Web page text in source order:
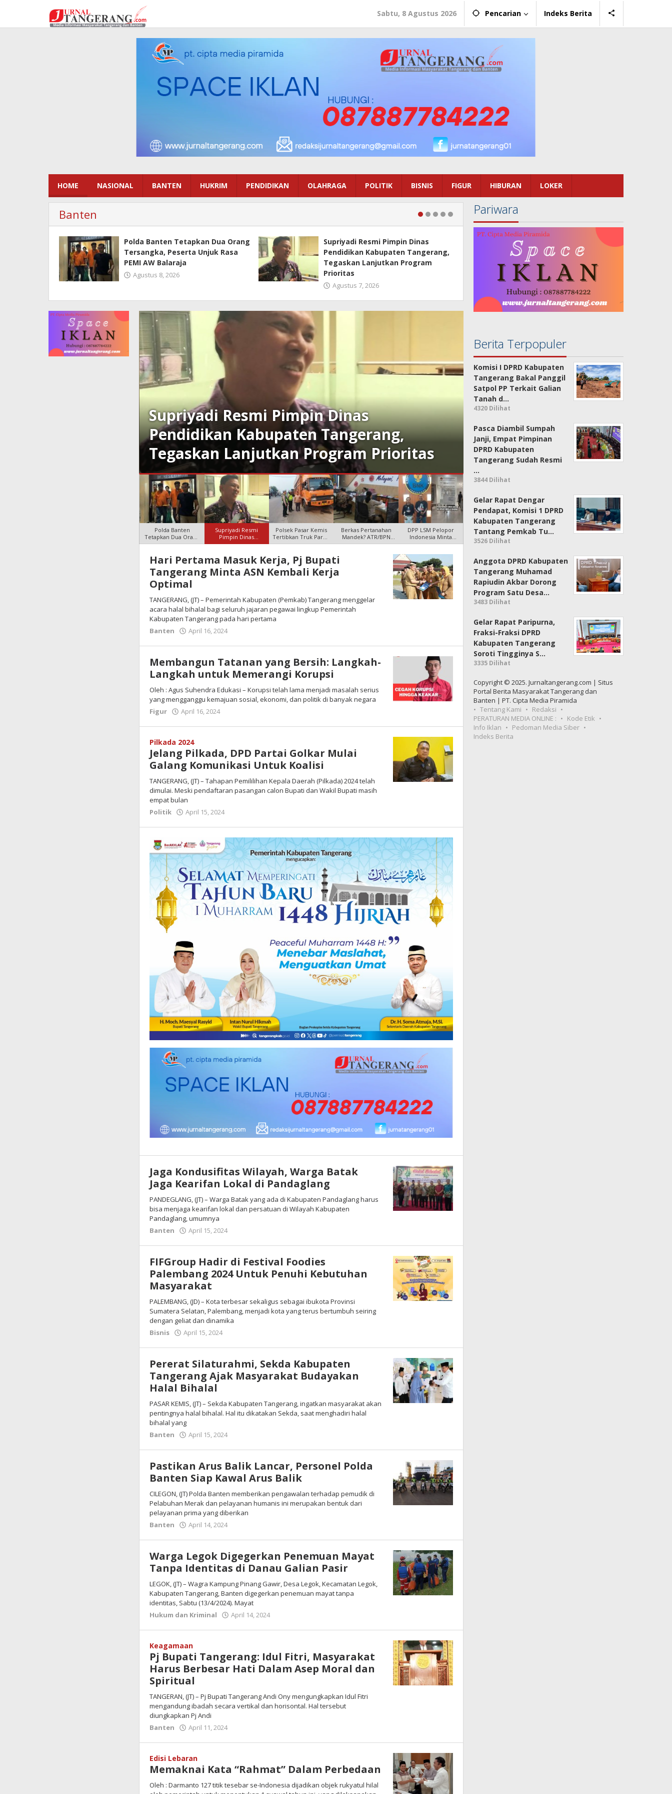
konten
Sabtu, 8 Agustus 2026 Pencarian Indeks Berita
HOME NASIONAL BANTEN HUKRIM PENDIDIKAN OLAHRAGA POLITIK BISNIS FIGUR HIBURAN LOKER
Banten
Polda Banten Tetapkan Dua Orang
Tersangka, Peserta Unjuk Rasa
PEMI AW Balaraja
Agustus 8, 2026
Supriyadi Resmi Pimpin Dinas
Pendidikan Kabupaten Tangerang,
Tegaskan Lanjutkan Program
Prioritas
Agustus 7, 2026
Polsek Pasar Kemis Tertibkan Truk
Parkir di Bahu Jalan, Kapolsek Tegaskan
Tak Ada Pembiaran
Berkas Pertanahan
Kabupaten Tangerang
Segera Melapor
Polda Banten
Tetapkan Dua Orang
Tersangka, Pe
Supriyadi Resmi
Pimpin Dinas
Pendidikan Kabup
Polsek Pasar Kemis
Tertibkan Truk Parkir
di B
Berkas Pertanahan
Mandek? ATR/BPN
Kabupaten T
DPP LSM Pelopor
Indonesia Minta
Klarifikasi K
JURNAL
TANGERANG
COM
Hari Pertama Masuk Kerja, Pj Bupati
Tangerang Minta ASN Kembali Kerja
Optimal
TANGERANG, (JT) – Pemerintah Kabupaten (Pemkab) Tangerang menggelar
acara halal bihalal bagi seluruh jajaran pegawai lingkup Pemerintah
Kabupaten Tangerang pada hari pertama
Banten
April 16, 2024
Membangun Tatanan yang Bersih: Langkah-
Langkah untuk Memerangi Korupsi
Oleh : Agus Suhendra Edukasi – Korupsi telah lama menjadi masalah serius
yang mengganggu kemajuan sosial, ekonomi, dan politik di banyak negara
Figur
April 16, 2024
Pilkada 2024
Jelang Pilkada, DPD Partai Golkar Mulai
Galang Komunikasi Untuk Koalisi
TANGERANG, (JT) – Tahapan Pemililihan Kepala Daerah (Pilkada) 2024 telah
dimulai. Meski pendaftaran pasangan calon Bupati dan Wakil Bupati masih
empat bulan
Politik
April 15, 2024
Jaga Kondusifitas Wilayah, Warga Batak
Jaga Kearifan Lokal di Pandaglang
PANDEGLANG, (JT) – Warga Batak yang ada di Kabupaten Pandaglang harus
bisa menjaga kearifan lokal dan persatuan di Wilayah Kabupaten
Pandaglang, umumnya
Banten
April 15, 2024
FIFGroup Hadir di Festival Foodies
Palembang 2024 Untuk Penuhi Kebutuhan
Masyarakat
PALEMBANG, (JD) – Kota terbesar sekaligus sebagai ibukota Provinsi
Sumatera Selatan, Palembang, menjadi kota yang terus bertumbuh seiring
dengan geliat dan dinamika
Bisnis
April 15, 2024
Pererat Silaturahmi, Sekda Kabupaten
Tangerang Ajak Masyarakat Budayakan
Halal Bihalal
PASAR KEMIS, (JT) – Sekda Kabupaten Tangerang, ingatkan masyarakat akan
pentingnya halal bihalal. Hal itu dikatakan Sekda, saat menghadiri halal
bihalal yang
Banten
April 15, 2024
Pastikan Arus Balik Lancar, Personel Polda
Banten Siap Kawal Arus Balik
CILEGON, (JT) Polda Banten memberikan pengawalan terhadap pemudik di
Pelabuhan Merak dan pelayanan humanis ini merupakan bentuk dari
pelayanan prima yang diberikan
Banten
April 14, 2024
‌Warga Legok Digegerkan Penemuan Mayat
Tanpa Identitas di Danau Galian Pasir
LEGOK, (JT) – Wagra Kampung Pinang Gawir, Desa Legok, Kecamatan Legok,
Kabupaten Tangerang, Banten digegerkan penemuan mayat tanpa
identitas, Sabtu (13/4/2024). Mayat
Hukum dan Kriminal
April 14, 2024
Keagamaan
Pj Bupati Tangerang: Idul Fitri, Masyarakat
Harus Berbesar Hati Dalam Asep Moral dan
Spiritual
TANGERAN, (JT) – Pj Bupati Tangerang Andi Ony mengungkapkan Idul Fitri
mengandung ibadah secara vertikal dan horisontal. Hal tersebut
diungkapkan Pj Andi
Banten
April 11, 2024
Edisi Lebaran
Memaknai Kata “Rahmat” Dalam Perbedaan
Oleh : Darmanto 127 titik tesebar se-Indonesia dijadikan objek rukyatul hilal
Pariwara
Berita Terpopuler
Komisi I DPRD Kabupaten
Tangerang Bakal Panggil
Satpol PP Terkait Galian
Tanah d…
4320 Dilihat
Pasca Diambil Sumpah
Janji, Empat Pimpinan
DPRD Kabupaten
Tangerang Sudah Resmi
…
3844 Dilihat
Gelar Rapat Dengar
Pendapat, Komisi 1 DPRD
Kabupaten Tangerang
Tantang Pemkab Tu…
3526 Dilihat
Anggota DPRD Kabupaten
Tangerang Muhamad
Rapiudin Akbar Dorong
Program Satu Desa…
3483 Dilihat
Gelar Rapat Paripurna,
Fraksi-Fraksi DPRD
Kabupaten Tangerang
Soroti Tingginya S…
3335 Dilihat
Copyright © 2025. Jurnaltangerang.com | Situs
Portal Berita Masyarakat Tangerang dan
Banten | PT. Cipta Media Piramida
Tentang Kami
Redaksi
PERATURAN MEDIA ONLINE :
Kode Etik
Info Iklan
Pedoman Media Siber
Indeks Berita